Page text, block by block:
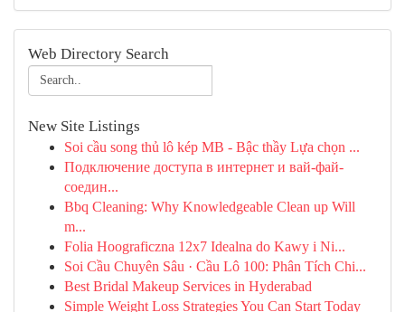
Web Directory Search
New Site Listings
Soi cầu song thủ lô kép MB - Bậc thầy Lựa chọn ...
Подключение доступа в интернет и вай-фай-
соедин...
Bbq Cleaning: Why Knowledgeable Clean up Will
m...
Folia Hoograficzna 12x7 Idealna do Kawy i Ni...
Soi Cầu Chuyên Sâu · Cầu Lô 100: Phân Tích Chi...
Best Bridal Makeup Services in Hyderabad
Simple Weight Loss Strategies You Can Start Today